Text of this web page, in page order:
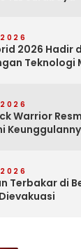
2026 Hadir
Teknologi
Warrior
Terbakar di